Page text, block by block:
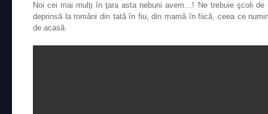
Noi cei mai mulţi în ţara asta nebuni avem…! Ne trebuie şcoli de
deprinsă la români din tată în fiu, din mamă în fiică, ceea ce
de acasă.